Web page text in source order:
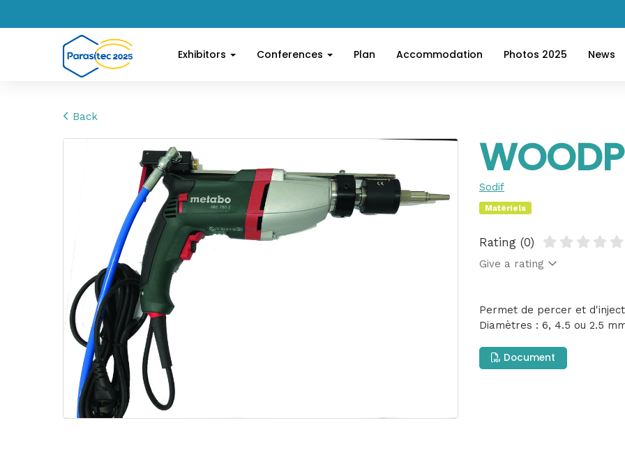
Exhibitors Conferences Plan Accommodation Photos 2025 News
Back
Sodif
Matériels
Rating (0)
Give a rating
Permet de percer et
Diamètres : 6, 4.5 ou 2.5
Document